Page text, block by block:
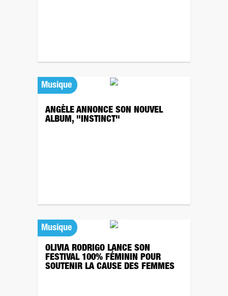
Musique
ANGÈLE ANNONCE SON NOUVEL
ALBUM, "INSTINCT"
Musique
OLIVIA RODRIGO LANCE SON
FESTIVAL 100% FÉMININ POUR
SOUTENIR LA CAUSE DES FEMMES